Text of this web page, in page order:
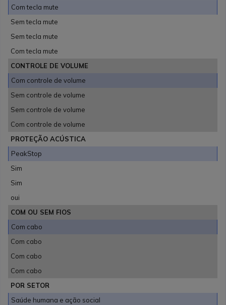
Com tecla mute
Sem tecla mute
Sem tecla mute
Com tecla mute
CONTROLE DE VOLUME
Com controle de volume
Sem controle de volume
Sem controle de volume
Com controle de volume
PROTEÇÃO ACÚSTICA
PeakStop
Sim
Sim
oui
COM OU SEM FIOS
Com cabo
Com cabo
Com cabo
Com cabo
POR SETOR
Saúde humana e ação social